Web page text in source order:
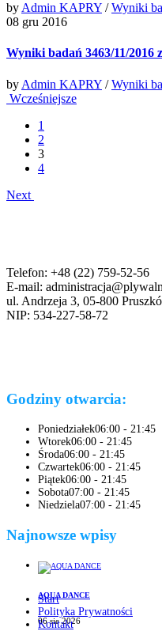
by Admin KAPRY /Wyniki
08 gru 2016
Wyniki badań 3463/11/2016
by Admin KAPRY /Wyniki
Wcześniejsze
1
2
3
4
Next
Telefon: +48 (22) 759-52-56
E-mail:
ul. Andrzeja 3, 05-800
NIP: 534-227-58-72
Godziny otwarcia:
Poniedziałek06:00 - 21:45
Wtorek06:00 - 21:45
Środa06:00 - 21:45
Czwartek06:00 - 21:45
Piątek06:00 - 21:45
Sobota07:00 - 21:45
Niedziela07:00 - 21:45
Najnowsze wpisy
AQUA DANCE
06 sie 2026
Start
Polityka Prywatności
Kontakt